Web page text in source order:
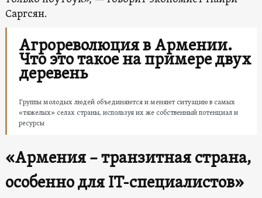
Саргсян.
Агрореволюция в Армении.
Что это такое на примере двух
деревень
Группы молодых людей объединяются и меняют ситуацию в самых
«тяжелых» селах страны, используя их же собственный потенциал и
ресурсы
«Армения – транзитная страна,
особенно дляIT-специалистов»